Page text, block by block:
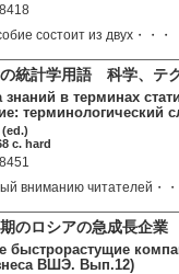
состоит из двух・・・
統計学用語 科学、テ
в терминах
терминологический
c. hard
вниманию читателей・・
のロシアの急成長企業
быстрорастущие
ВШЭ. Вып.12)